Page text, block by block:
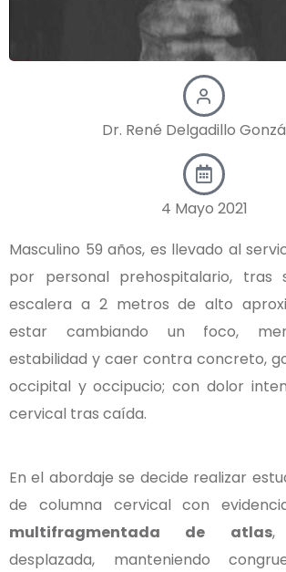
Dr. René Delgadillo
4 Mayo 2021
Masculino 59 años, es llevado al
por personal prehospitalario, tras
escalera a 2 metros de alto
estar cambiando un foco,
estabilidad y caer contra concreto,
occipital y occipucio; con dolor
cervical tras caída.
En el abordaje se decide realizar
de columna cervical con
multifragmentada de atlas,
desplazada, manteniendo